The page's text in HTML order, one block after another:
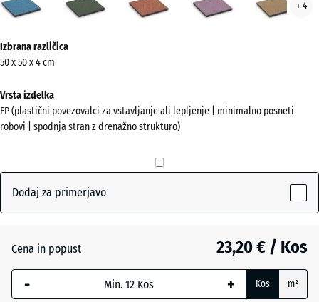
(active)
trata
+ 4
informacij
o
barvah?
Prikaži
barvno
(active)
trata
Izbrana različica
50 x 50 x 4 cm
Vrsta izdelka
FP (plastični povezovalci za vstavljanje ali lepljenje | minimalno posneti
robovi | spodnja stran z drenažno strukturo)
Dodaj za primerjavo
Cena in popust 23,20 € / Kos
- + Kos m²